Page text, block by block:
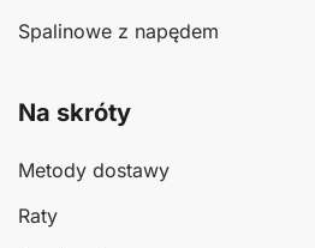
Spalinowe z napędem
Na skróty
Metody dostawy
Raty